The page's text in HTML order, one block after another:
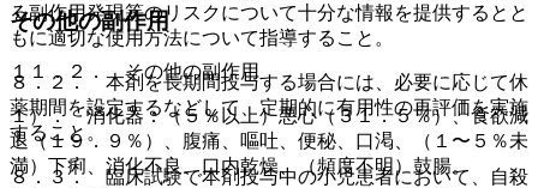
る副作用発現等のリスクについて十分な情報を提供するとと
もに適切な使用方法について指導すること。
８．２． 本剤を長期間投与する場合には、必要に応じて休
薬期間を設定するなどして、定期的に有用性の再評価を実施
すること。
８．３． 臨床試験で本剤投与中の小児患者において、自殺
その他の副作用
１１．２． その他の副作用
１）． 消化器：（５％以上）悪心（３１．５％）、食欲減
退（１９．９％）、腹痛、嘔吐、便秘、口渇、（１〜５％未
満）下痢、消化不良、口内乾燥、（頻度不明）鼓腸。